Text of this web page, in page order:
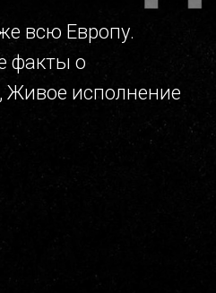
всю Европу.
факты о
Живое исполнение